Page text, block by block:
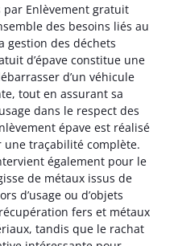
par Enlèvement gratuit
des besoins liés au
gestion des déchets
d’épave constitue une
d’un véhicule
tout en assurant sa
dans le respect des
épave est réalisé
traçabilité complète.
également pour le
de métaux issus de
d’usage ou d’objets
fers et métaux
tandis que le rachat